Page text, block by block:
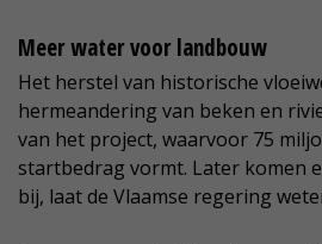
Meer water voor landbouw
Het herstel van historische
hermeandering van beken en
van het project, waarvoor 75
startbedrag vormt. Later komen
bij, laat de Vlaamse regering